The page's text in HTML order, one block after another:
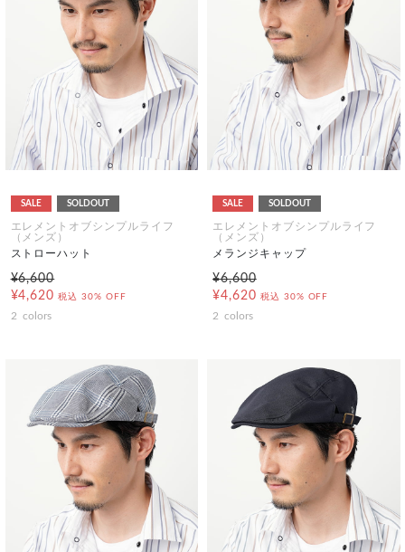
SALE SOLDOUT
エレメントオブシンプルライフ
（メンズ）
ストローハット
¥6,600
¥4,620 税込 30% OFF
2 colors
SALE SOLDOUT
エレメントオブシンプルライフ
（メンズ）
メランジキャップ
¥6,600
¥4,620 税込 30% OFF
2 colors